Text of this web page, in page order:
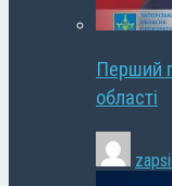
Перший
області